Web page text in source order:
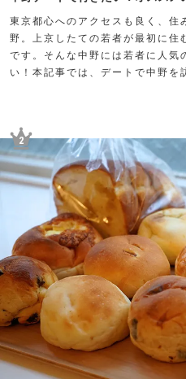
東京都心へのアクセスも良く、住
野。上京したての若者が最初に住
です。そんな中野には若者に人気
い！本記事では、デートで中野を
2